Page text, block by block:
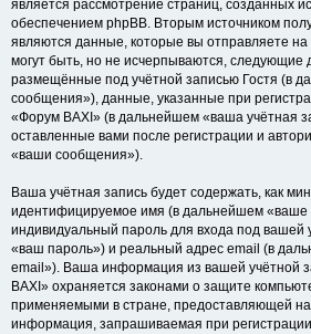
является рассмотрение страниц, созданных
обеспечением phpBB. Вторым источником
являются данные, которые вы отправляете
могут быть, но не исчерпываются,
размещённые под учётной записью Гостя (в
сообщения»), данные, указанные при
«Форум BAXI» (в дальнейшем «ваша учётная
оставленные вами после регистрации и
«ваши сообщения»).
Ваша учётная запись будет содержать, как
идентифицируемое имя (в дальнейшем «ваше
индивидуальный пароль для входа под вашей
«ваш пароль») и реальный адрес email (в
email»). Ваша информация из вашей учётной
BAXI» охраняется законами о защите
применяемыми в стране, предоставляющей
информация, запрашиваемая при